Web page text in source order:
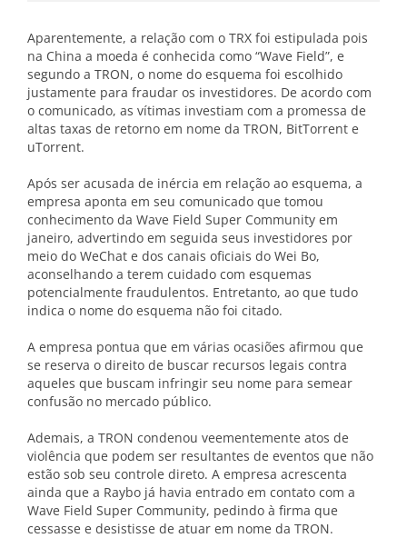
Aparentemente, a relação com o TRX foi estipulada pois
na China a moeda é conhecida como “Wave Field”, e
segundo a TRON, o nome do esquema foi escolhido
justamente para fraudar os investidores. De acordo com
o comunicado, as vítimas investiam com a promessa de
altas taxas de retorno em nome da TRON, BitTorrent e
uTorrent.
Após ser acusada de inércia em relação ao esquema, a
empresa aponta em seu comunicado que tomou
conhecimento da Wave Field Super Community em
janeiro, advertindo em seguida seus investidores por
meio do WeChat e dos canais oficiais do Wei Bo,
aconselhando a terem cuidado com esquemas
potencialmente fraudulentos. Entretanto, ao que tudo
indica o nome do esquema não foi citado.
A empresa pontua que em várias ocasiões afirmou que
se reserva o direito de buscar recursos legais contra
aqueles que buscam infringir seu nome para semear
confusão no mercado público.
Ademais, a TRON condenou veementemente atos de
violência que podem ser resultantes de eventos que não
estão sob seu controle direto. A empresa acrescenta
ainda que a Raybo já havia entrado em contato com a
Wave Field Super Community, pedindo à firma que
cessasse e desistisse de atuar em nome da TRON.